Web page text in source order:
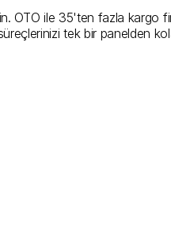
ile 35'ten fazla kargo
tek bir panelden